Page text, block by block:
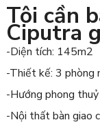
Tôi cần
Ciputra
-Diện tích: 145m2
-Thiết kế: 3 phòng
-Hướng phong
-Nội thất bàn giao